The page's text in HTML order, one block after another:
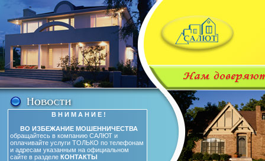
В Н И М А Н И Е !
ВО ИЗБЕЖАНИЕ МОШЕННИЧЕСТВА
обращайтесь в компанию САЛЮТ и
оплачивайте услуги ТОЛЬКО по телефонам
и адресам указанным на официальном
сайте в разделе КОНТАКТЫ